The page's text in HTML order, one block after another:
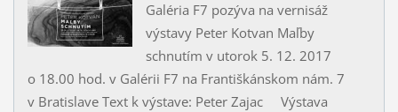
Galéria F7 pozýva na vernisáž
výstavy Peter Kotvan Maľby
schnutím v utorok 5. 12. 2017
o 18.00 hod. v Galérii F7 na Františkánskom nám. 7
v Bratislave Text k výstave: Peter Zajac Výstava